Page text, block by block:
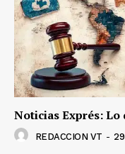
Noticias Exprés: Lo
REDACCION VT -